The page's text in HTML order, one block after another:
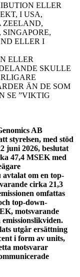
ELLER
I USA,
ZEELAND,
ELLER I
ELLER
SKULLE
ÄN DE SOM
SE ”VIKTIG
AB
styrelsen, med stöd
juni 2026, beslutat
47,4 MSEK med
avtalat om en top-
cirka 21,3
omfattas
top-down-
motsvarande
utgår ersättning
i form av units,
motsvarar